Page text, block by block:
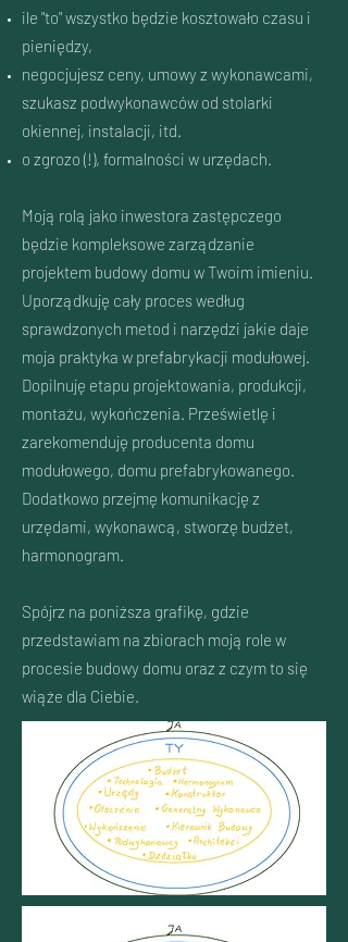
ile "to" wszystko będzie kosztowało czasu i
pieniędzy,
negocjujesz ceny, umowy z wykonawcami,
szukasz podwykonawców od stolarki
okiennej, instalacji, itd.
o zgrozo (!), formalności w urzędach.
Moją rolą jako inwestora zastępczego
będzie kompleksowe zarządzanie
projektem budowy domu w Twoim imieniu.
Uporządkuję cały proces według
sprawdzonych metod i narzędzi jakie daje
moja praktyka w prefabrykacji modułowej.
Dopilnuję etapu projektowania, produkcji,
montażu, wykończenia. Prześwietlę i
zarekomenduję producenta domu
modułowego, domu prefabrykowanego.
Dodatkowo przejmę komunikację z
urzędami, wykonawcą, stworzę budżet,
harmonogram.
Spójrz na poniższa grafikę, gdzie
przedstawiam na zbiorach moją role w
procesie budowy domu oraz z czym to się
wiąże dla Ciebie.